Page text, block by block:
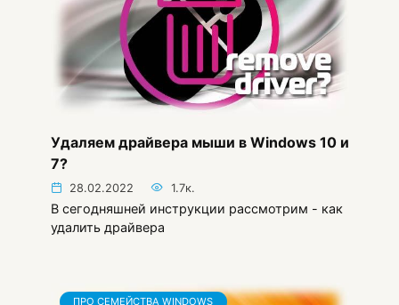
Удаляем драйвера мыши в Windows 10 и
7?
28.02.2022 1.7к.
В сегодняшней инструкции рассмотрим - как
удалить драйвера
ПРО СЕМЕЙСТВА WINDOWS